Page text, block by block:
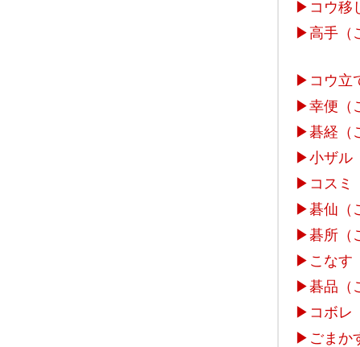
▶ コウ移
▶高手（
▶ コウ立
▶幸便（
▶碁経（
▶小ザル
▶ コスミ
▶碁仙（
▶碁所（
▶ こなす
▶碁品（
▶ コボレ
▶ ごまか